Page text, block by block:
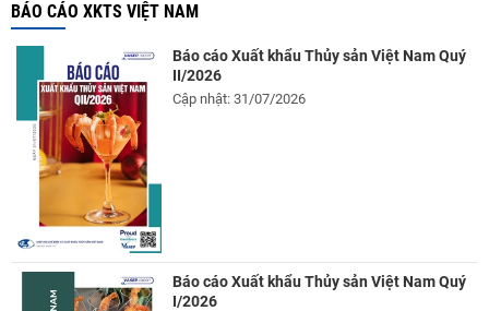
BÁO CÁO XKTS VIỆT NAM
Báo cáo Xuất khẩu Thủy sản Việt Nam Quý
II/2026
Cập nhật: 31/07/2026
Báo cáo Xuất khẩu Thủy sản Việt Nam Quý
I/2026